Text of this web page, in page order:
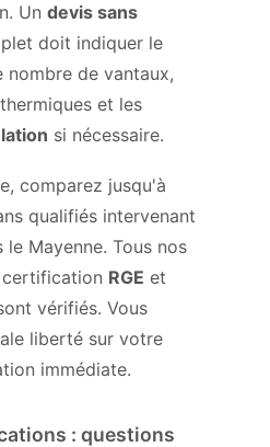
Un devis sans
doit indiquer le
nombre de vantaux,
et les
si nécessaire.
comparez jusqu'à
qualifiés intervenant
Mayenne. Tous nos
RGE et
vérifiés. Vous
liberté sur votre
immédiate.
: questions